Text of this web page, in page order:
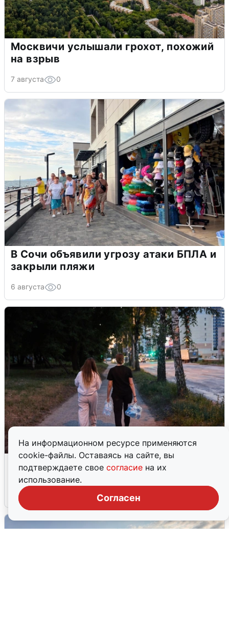
На информационном ресурсе применяются
cookie-файлы. Оставаясь на сайте, вы
подтверждаете свое согласие на их
использование.
Согласен
Москвичи услышали грохот, похожий
на взрыв
7 августа 0
В Сочи объявили угрозу атаки БПЛА и
закрыли пляжи
6 августа 0
Опубликована карта отключений
воды в Воронеже
6 августа